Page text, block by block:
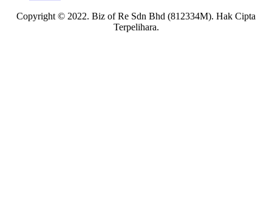
Copyright © 2022. Biz of Re Sdn Bhd (812334M). Hak Cipta
Terpelihara.